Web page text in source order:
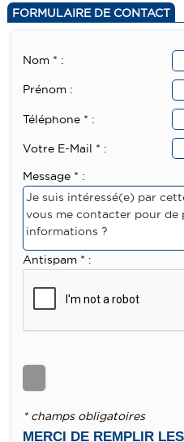
FORMULAIRE DE CONTACT
Nom * :
Prénom :
Téléphone * :
Votre E-Mail * :
Message * :
Antispam * :
* champs obligatoires
MERCI DE REMPLIR